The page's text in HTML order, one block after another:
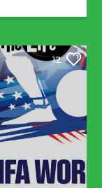
12